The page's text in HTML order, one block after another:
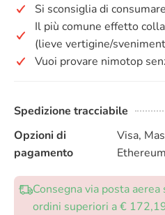
Si sconsiglia di
Il più comune effetto
(lieve vertigine/
Vuoi provare nimotop
Spedizione tracciabile
Opzioni di
pagamento
Visa,
Ethereum
Consegna via posta
ordini superiori a €